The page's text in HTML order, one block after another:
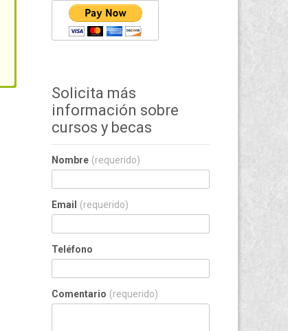
Solicita más
información sobre
cursos y becas
Nombre (requerido)
Email (requerido)
Teléfono
Comentario (requerido)